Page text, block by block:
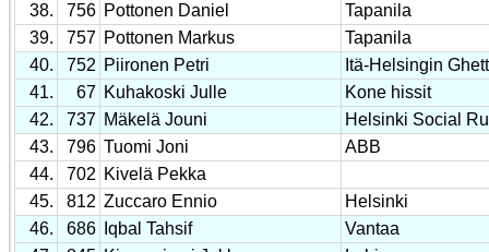
38.
756 Pottonen Daniel
Tapanila
39.
757 Pottonen Markus
Tapanila
40.
752 Piironen Petri
Itä-Helsingin
41.
67 Kuhakoski Julle
Kone hissit
42.
737 Mäkelä Jouni
Helsinki Social
43.
796 Tuomi Joni
ABB
44.
702 Kivelä Pekka
45.
812 Zuccaro Ennio
Helsinki
46.
686 Iqbal Tahsif
Vantaa